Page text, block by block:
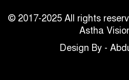
© 2017-2025 All rights
Astha
Design By -